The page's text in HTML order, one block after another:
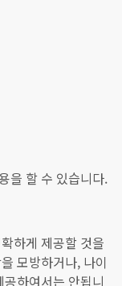
을 할 수 있습니다.
하게 제공할 것을
모방하거나, 나이
하여서는 안됩니